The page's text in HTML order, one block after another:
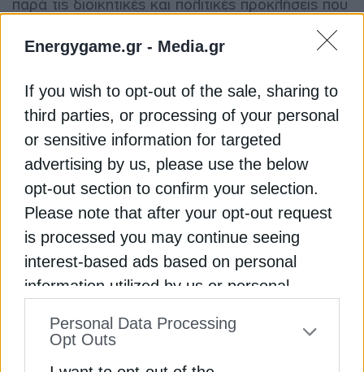
Energygame.gr - Media.gr
If you wish to opt-out of the sale, sharing to
third parties, or processing of your personal
or sensitive information for targeted
advertising by us, please use the below
opt-out section to confirm your selection.
Please note that after your opt-out request
is processed you may continue seeing
interest-based ads based on personal
information utilized by us or personal
to your opt-out. You may separately opt-out
Personal Data Processing
Opt Outs
παρά τις διοικητικές και πολιτικές προκλήσεις που
εξακολουθούν να χαρακτηρίζουν τον ενεργειακό
σχεδιασμό στις ΗΠΑ.
Διαβάστε ακόμη
ΗΠΑ – Ιράν: Οι άμυνες του πετρελαίου, η
πίεση στο φυσικό αέριο και τα δύο σενάρια
Τουρκία: Το σχέδιο για αγωγό καυσίμων στην
ανατολική πτέρυγα του ΝΑΤΟ
σημαντικά από τις διακυμάνσεις στις τιμές